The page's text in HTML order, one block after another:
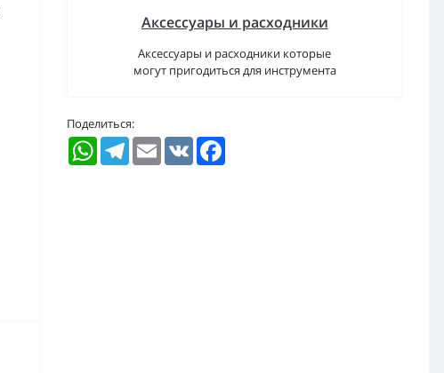
Аксессуары и расходники
Аксессуары и расходники которые
могут пригодиться для инструмента
Поделиться:
WhatsAppTelegramEmail VK